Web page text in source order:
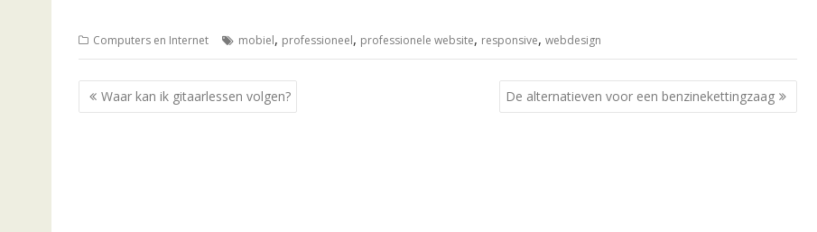
Computers en Internet mobiel, professioneel, professionele website, responsive, webdesign
B
e
Waar kan ik gitaarlessen volgen? De alternatieven voor een benzinekettingzaag